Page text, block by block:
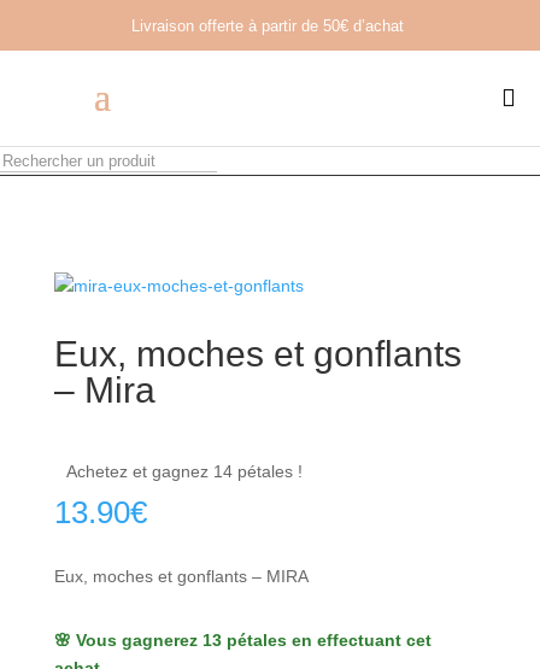
Livraison offerte à partir de 50€ d’achat

Eux, moches et gonflants
– Mira
Achetez et gagnez 14 pétales !
13.90€
Eux, moches et gonflants – MIRA
🌸 Vous gagnerez 13 pétales en effectuant cet